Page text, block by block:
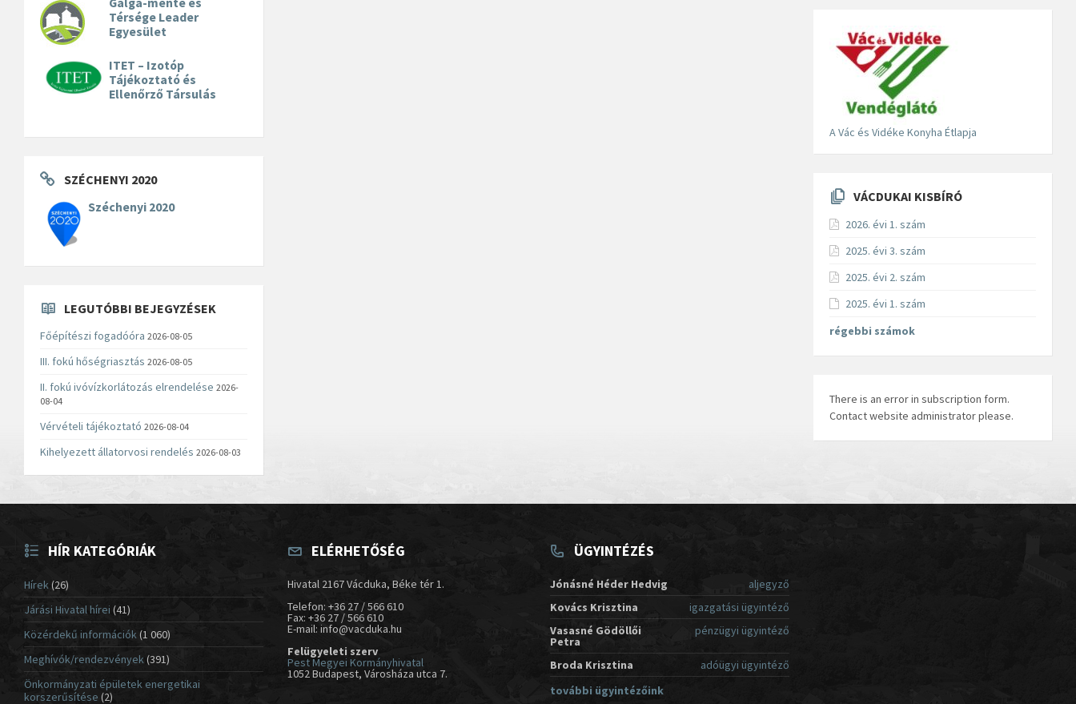
Térsége Leader
Egyesület
ITET – Izotóp
Tájékoztató és
Ellenőrző Társulás
SZÉCHENYI 2020
Széchenyi 2020
LEGUTÓBBI BEJEGYZÉSEK
Főépítészi fogadóóra 2026-08-05
III. fokú hőségriasztás 2026-08-05
II. fokú ivóvízkorlátozás elrendelése 2026-
08-04
Vérvételi tájékoztató 2026-08-04
Kihelyezett állatorvosi rendelés 2026-08-03
A Vác és Vidéke Konyha Étlapja
VÁCDUKAI KISBÍRÓ
2026. évi 1. szám
2025. évi 3. szám
2025. évi 2. szám
2025. évi 1. szám
régebbi számok
There is an error in subscription form.
Contact website administrator please.
HÍR KATEGÓRIÁK
Hírek (26)
Járási Hivatal hírei (41)
Közérdekű információk(1 060)
Meghívók/rendezvények(391)
Önkormányzati épületek energetikai
korszerűsítése (2)
ELÉRHETŐSÉG
Hivatal 2167 Vácduka, Béke tér 1.
Telefon: +36 27 / 566 610
Fax: +36 27 / 566 610
E-mail: info@vacduka.hu
Felügyeleti szerv
Pest Megyei Kormányhivatal
1052 Budapest, Városháza utca 7.
ÜGYINTÉZÉS
Jónásné Héder Hedvig
aljegyző
Kovács Krisztina
igazgatási ügyintéző
Vasasné Gödöllői
Petra
pénzügyi ügyintéző
Broda Krisztina
adóügyi ügyintéző
további ügyintézőink